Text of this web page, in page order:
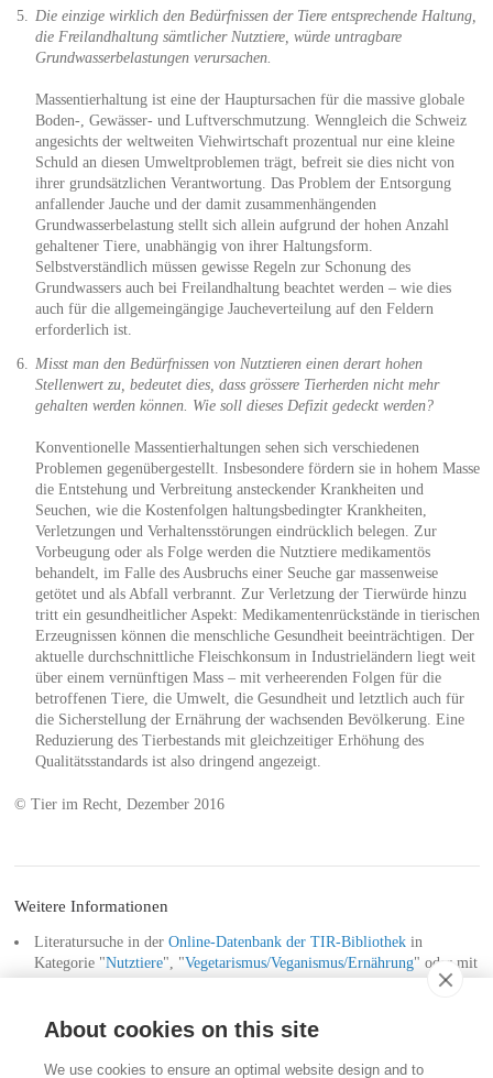
Die einzige wirklich den Bedürfnissen der Tiere entsprechende Haltung,
die Freilandhaltung sämtlicher Nutztiere, würde untragbare
Grundwasserbelastungen verursachen.
Massentierhaltung ist eine der Hauptursachen für die massive globale
Boden-, Gewässer- und Luftverschmutzung. Wenngleich die Schweiz
angesichts der weltweiten Viehwirtschaft prozentual nur eine kleine
Schuld an diesen Umweltproblemen trägt, befreit sie dies nicht von
ihrer grundsätzlichen Verantwortung. Das Problem der Entsorgung
anfallender Jauche und der damit zusammenhängenden
Grundwasserbelastung stellt sich allein aufgrund der hohen Anzahl
gehaltener Tiere, unabhängig von ihrer Haltungsform.
Selbstverständlich müssen gewisse Regeln zur Schonung des
Grundwassers auch bei Freilandhaltung beachtet werden – wie dies
auch für die allgemeingängige Jaucheverteilung auf den Feldern
erforderlich ist.
Misst man den Bedürfnissen von Nutztieren einen derart hohen
Stellenwert zu, bedeutet dies, dass grössere Tierherden nicht mehr
gehalten werden können. Wie soll dieses Defizit gedeckt werden?
Konventionelle Massentierhaltungen sehen sich verschiedenen
Problemen gegenübergestellt. Insbesondere fördern sie in hohem Masse
die Entstehung und Verbreitung ansteckender Krankheiten und
Seuchen, wie die Kostenfolgen haltungsbedingter Krankheiten,
Verletzungen und Verhaltensstörungen eindrücklich belegen. Zur
Vorbeugung oder als Folge werden die Nutztiere medikamentös
behandelt, im Falle des Ausbruchs einer Seuche gar massenweise
getötet und als Abfall verbrannt. Zur Verletzung der Tierwürde hinzu
tritt ein gesundheitlicher Aspekt: Medikamentenrückstände in tierischen
Erzeugnissen können die menschliche Gesundheit beeinträchtigen. Der
aktuelle durchschnittliche Fleischkonsum in Industrieländern liegt weit
über einem vernünftigen Mass – mit verheerenden Folgen für die
betroffenen Tiere, die Umwelt, die Gesundheit und letztlich auch für
die Sicherstellung der Ernährung der wachsenden Bevölkerung. Eine
Reduzierung des Tierbestands mit gleichzeitiger Erhöhung des
Qualitätsstandards ist also dringend angezeigt.
© Tier im Recht, Dezember 2016
Weitere Informationen
Literatursuche in der Online-Datenbank der TIR-Bibliothek in
Kategorie "Nutztiere", "Vegetarismus/Veganismus/Ernährung" oder mit
dem Schlagwort "Veganismus" oder "Nutztiere".
About cookies on this site
We use cookies to ensure an optimal website design and to